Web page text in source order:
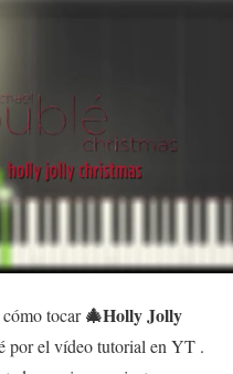
tocar🎄Holly Jolly
por el vídeo tutorial en YT .